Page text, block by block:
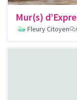
Mur(s)
Fleury Citoyen